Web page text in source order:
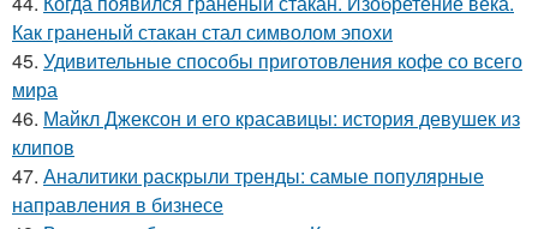
Как граненый стакан стал символом эпохи
45. Удивительные способы приготовления кофе со всего
мира
46. Майкл Джексон и его красавицы: история девушек из
клипов
47. Аналитики раскрыли тренды: самые популярные
направления в бизнесе